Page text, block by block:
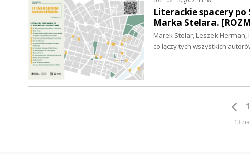
Literackie spacery
Marka Stelara.
Marek Stelar, Leszek Herman,
co łączy tych wszystkich
1
13